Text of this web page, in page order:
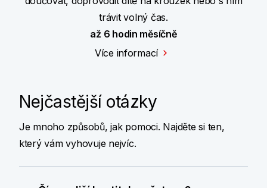
trávit volný čas.
až 6 hodin měsíčně
Více informací
Nejčastější otázky
Je mnoho způsobů, jak pomoci. Najděte si ten,
který vám vyhovuje nejvíc.